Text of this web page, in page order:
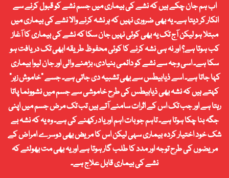
اب ہم جان چکے ہیں کہ نشے کی بیماری میں جسم نشے کو قبول کرنے سے
انکار کر دیتا ہے۔ یہ بھی ضروری نہیں کہ ہر نشہ کرنے والا نشے کی بیماری میں
مبتلا ہو لیکن آج تک یہ بھی کوئی نہیں جان سکا کہ نشے کی بیماری کا آغاز
کب ہوتا ہے؟ اور نہ ہی نشہ کرنے کا کوئی محفوظ طریقہ ابھی تک دریافت ہو
سکا ہے۔ اسی وجہ سے نشے کو دائمی بنیادی، بڑھنے والی اور جان لیوا بیماری
کہا جاتا ہے۔ اسے ذیابیطس سے بھی تشبیہ دی جاتی ہے۔ جسے “خاموش زہر”
کہتے ہیں کہ نشہ بھی ذیابیطس کی طرح خاموشی سے جسم میں نشوونما پاتا
رہتا ہے اور جب تک اس کے اثرات سامنے آتے ہیں تب تک مرض جسم میں اپنی
جگہ بنا چکا ہوتا ہے۔ تاہم جو بات اہم اور یاد رکھنے کی ہے۔ وہ یہ کہ نشہ بے
شک خود اختیار کردہ بیماری سہی لیکن اس کا مریض بھی دوسرے امراض کے
مریضوں کی طرح توجہ اور مدد کا طلب گار ہوتا ہے اور یہ بھی مت بھولئے کہ
نشے کی بیماری قابل علاج ہے۔